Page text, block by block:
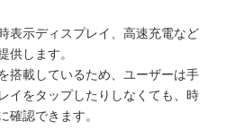
表示ディスプレイ、高速充電など
供します。
搭載しているため、ユーザーは手
イをタップしたりしなくても、時
確認できます。